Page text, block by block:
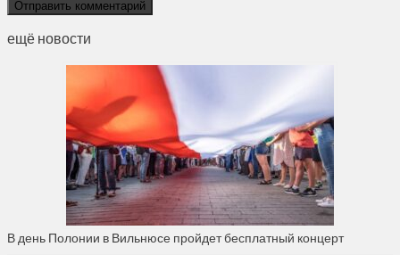
ещё новости
В день Полонии в Вильнюсе пройдет бесплатный концерт